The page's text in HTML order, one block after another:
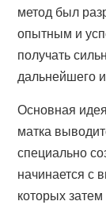
метод был
опытным и
получать
дальнейшего
Основная
матка
специально
начинается с
которых